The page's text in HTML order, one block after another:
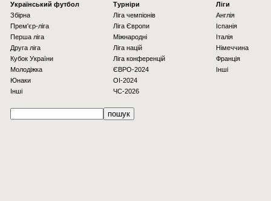
Українcький футбол
Збірна
Прем'єр-ліга
Перша ліга
Друга ліга
Кубок України
Молодіжка
Юнаки
Інші
Турніри
Ліга чемпіонів
Ліга Європи
Міжнародні
Ліга націй
Ліга конференцій
ЄВРО-2024
OI-2024
ЧС-2026
Ліги
Англія
Іспанія
Італія
Німеччина
Франція
Інші